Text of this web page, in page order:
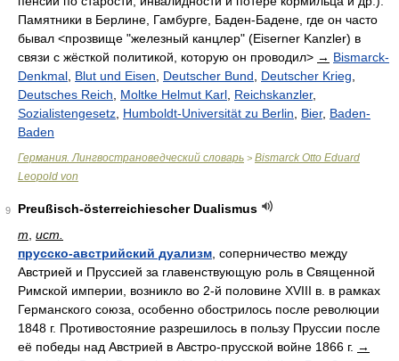
Памятники в Берлине, Гамбурге, Баден-Бадене, где он часто
бывал <прозвище "железный канцлер" (Eiserner Kanzler) в
связи с жёсткой политикой, которую он проводил> → Bismarck-
Denkmal Blut und Eisen Deutscher Bund Deutscher Krieg
Deutsches Reich
Moltke Helmut Karl Reichskanzler,
Sozialistengesetz Humboldt-Universität zu Berlin Bier, Baden-
Baden
Германия. Лингвострановедческий словарь > Bismarck Otto Eduard
Leopold von
9
Preußisch-österreichiescher Dualismus
m ист.
прусско-австрийский дуализм , соперничество между
Австрией и Пруссией за главенствующую роль в Священной
Римской империи, возникло во 2-й половине XVIII в. в рамках
Германского союза, особенно обострилось после революции
1848 г. Противостояние разрешилось в пользу Пруссии после
её победы над Австрией в Австро-прусской войне 1866 г. →